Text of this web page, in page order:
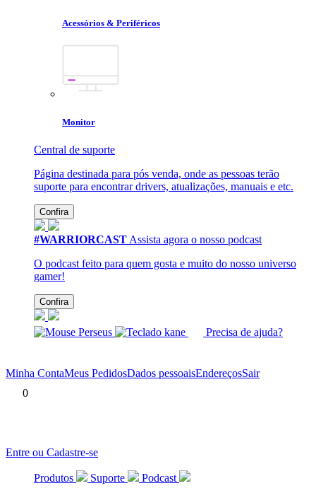
Acessórios & Periféricos
Monitor
Central de suporte
Página destinada para pós venda, onde as pessoas terão
suporte para encontrar drivers, atualizações, manuais e etc.
Confira
#WARRIORCAST Assista agora o nosso podcast
O podcast feito para quem gosta e muito do nosso universo
gamer!
Confira
Precisa de ajuda?
Minha ContaMeus PedidosDados pessoaisEndereçosSair
0
Entre ou Cadastre-se
Produtos Suporte Podcast